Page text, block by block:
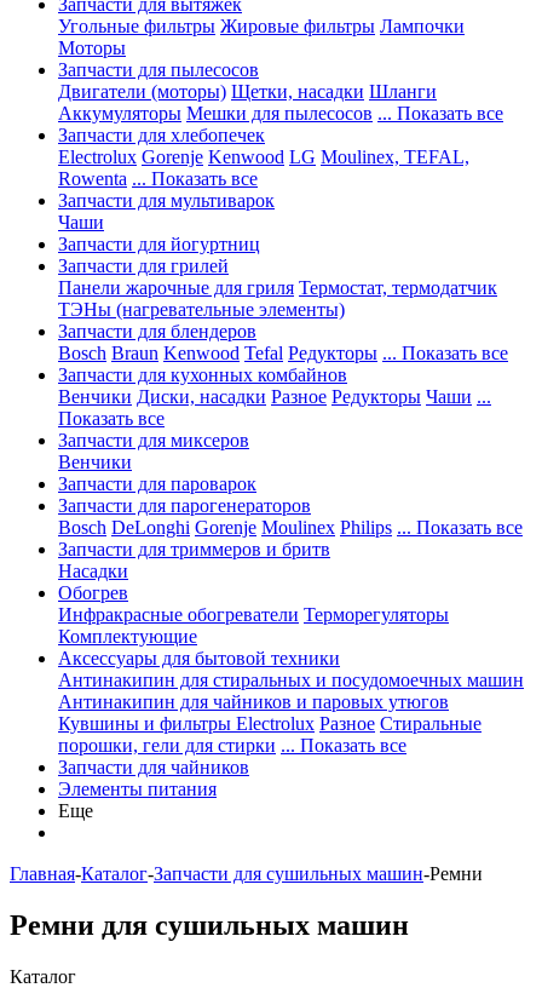
Запчасти для вытяжек
Угольные фильтры Жировые фильтры Лампочки
Моторы
Запчасти для пылесосов
Двигатели (моторы) Щетки, насадки Шланги
Аккумуляторы Мешки для пылесосов ... Показать все
Запчасти для хлебопечек
Electrolux Gorenje Kenwood LG Moulinex, TEFAL,
Rowenta ... Показать все
Запчасти для мультиварок
Чаши
Запчасти для йогуртниц
Запчасти для грилей
Панели жарочные для гриля Термостат, термодатчик
ТЭНы (нагревательные элементы)
Запчасти для блендеров
Bosch Braun Kenwood Tefal Редукторы ... Показать все
Запчасти для кухонных комбайнов
Венчики Диски, насадки Разное Редукторы Чаши ...
Показать все
Запчасти для миксеров
Венчики
Запчасти для пароварок
Запчасти для парогенераторов
Bosch DeLonghi Gorenje Moulinex Philips ... Показать все
Запчасти для триммеров и бритв
Насадки
Обогрев
Инфракрасные обогреватели Терморегуляторы
Комплектующие
Аксессуары для бытовой техники
Антинакипин для стиральных и посудомоечных машин
Антинакипин для чайников и паровых утюгов
Кувшины и фильтры Electrolux Разное Стиральные
порошки, гели для стирки ... Показать все
Запчасти для чайников
Элементы питания
Еще
Главная-Каталог-Запчасти для сушильных машин-Ремни
Ремни для сушильных машин
Каталог